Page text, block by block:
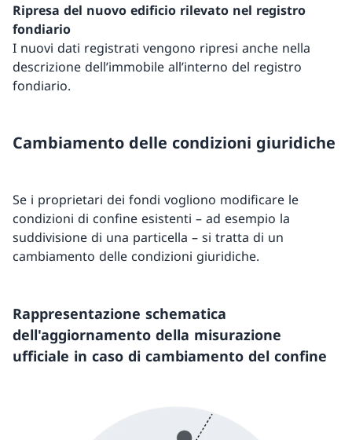
Ripresa del nuovo edificio rilevato nel registro
fondiario
I nuovi dati registrati vengono ripresi anche nella
descrizione dell’immobile all’interno del registro
fondiario.
Cambiamento delle condizioni giuridiche
Se i proprietari dei fondi vogliono modificare le
condizioni di confine esistenti – ad esempio la
suddivisione di una particella – si tratta di un
cambiamento delle condizioni giuridiche.
Rappresentazione schematica
dell'aggiornamento della misurazione
ufficiale in caso di cambiamento del confine